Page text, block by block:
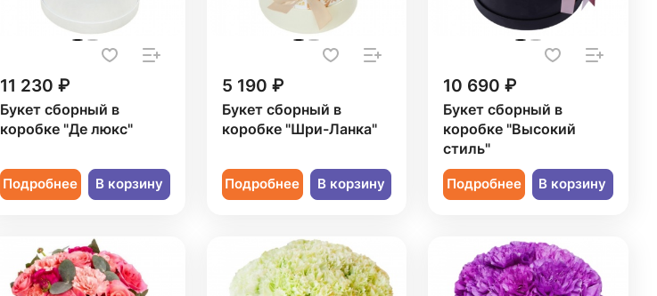
11 230 ₽
Букет сборный в
коробке "Де люкс"
Подробнее В корзину
5 190 ₽
Букет сборный в
коробке "Шри-Ланка"
Подробнее В корзину
10 690 ₽
Букет сборный в
коробке "Высокий
стиль"
Подробнее В корзину